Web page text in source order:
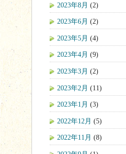
2023年8月 (2)
2023年6月 (2)
2023年5月 (4)
2023年4月 (9)
2023年3月 (2)
2023年2月 (11)
2023年1月 (3)
2022年12月 (5)
2022年11月 (8)